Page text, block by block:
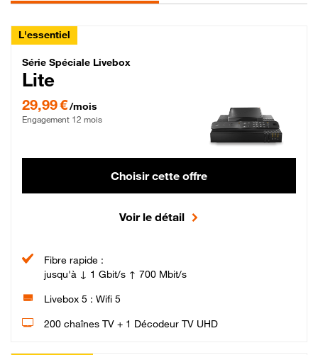
L'essentiel
Série Spéciale Livebox Lite Fibre
Série Spéciale Livebox
Lite
29,99 €/mois
Engagement 12 mois
Choisir cette offre
Voir le détail
Fibre rapide :
jusqu'à ↓ 1 Gbit/s ↑ 700 Mbit/s
Livebox 5 : Wifi 5
200 chaînes TV + 1 Décodeur TV UHD